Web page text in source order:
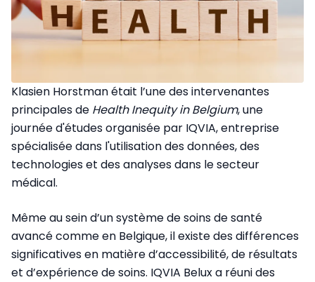
Klasien Horstman était l’une des intervenantes
principales de Health Inequity in Belgium, une
journée d'études organisée par IQVIA, entreprise
spécialisée dans l'utilisation des données, des
technologies et des analyses dans le secteur
médical.
Même au sein d’un système de soins de santé
avancé comme en Belgique, il existe des différences
significatives en matière d’accessibilité, de résultats
et d’expérience de soins. IQVIA Belux a réuni des